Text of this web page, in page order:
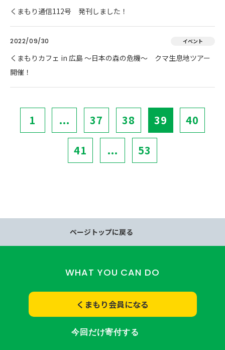
くまもり通信112号 発刊しました！
2022/09/30 イベント
くまもりカフェ in 広島 ～日本の森の危機～ クマ生息地ツアー
開催！
1 ... 37 38 39 40
41 ... 53
ページトップに戻る
WHAT YOU CAN DO
くまもり会員になる
今回だけ寄付する